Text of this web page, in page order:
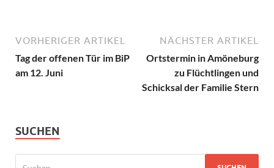
VORHERIGER ARTIKEL
Tag der offenen Tür im BiP
am 12. Juni
NÄCHSTER ARTIKEL
Ortstermin in Amöneburg
zu Flüchtlingen und
Schicksal der Familie Stern
SUCHEN